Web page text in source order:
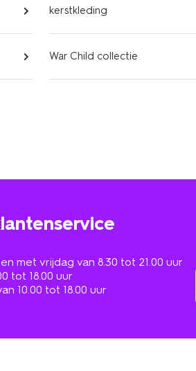
kerstkleding
War Child collectie
met vrijdag van 8.30 tot 21.00 uur
tot 18.00 uur
10.00 tot 18.00 uur